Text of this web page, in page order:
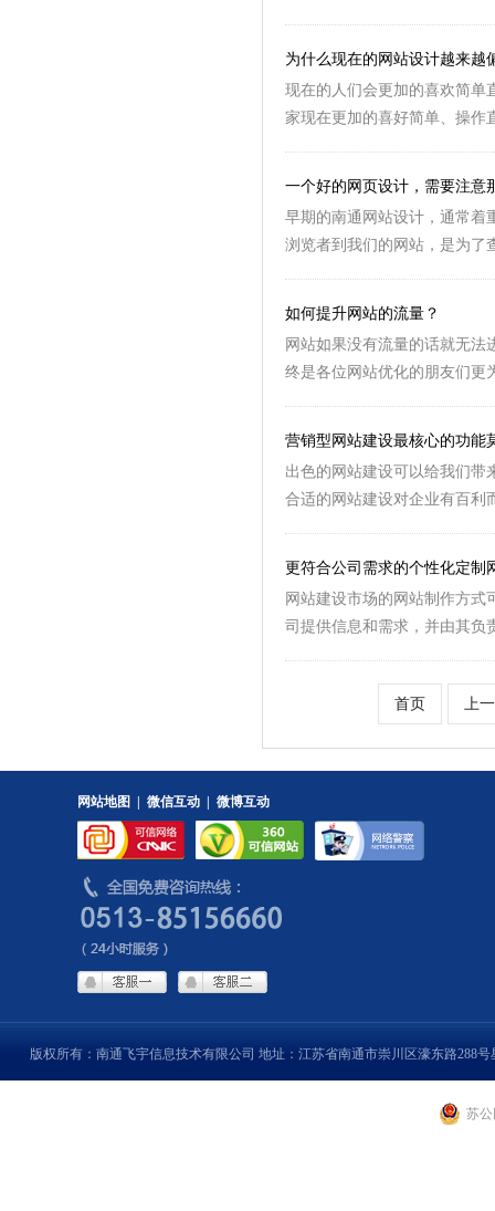
为什么现在的网站设计越来越
现在的人们会更加的喜欢简单
家现在更加的喜好简单、操
一个好的网页设计，需要注意
早期的南通网站设计，通常着
浏览者到我们的网站，是为
如何提升网站的流量？
网站如果没有流量的话就无
终是各位网站优化的朋友们
营销型网站建设最核心的功能
出色的网站建设可以给我们带
合适的网站建设对企业有百
更符合公司需求的个性化定制
网站建设市场的网站制作方
司提供信息和需求，并由其
首页 上
网站地图 微信互动 微博互动
版权所有：南通飞宇信息技术有限公司 地址：江苏省南通市崇川区濠东路288
苏公